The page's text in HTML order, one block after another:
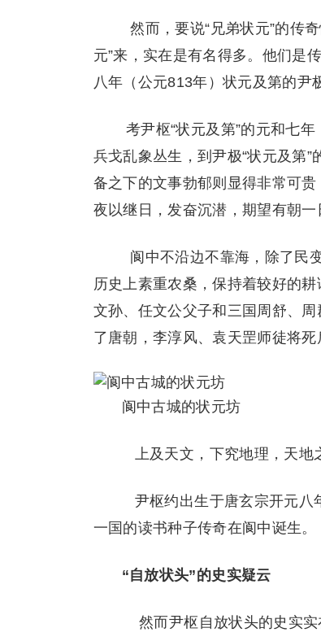
然而，要说“兄弟状元”的传
元”来，实在是有名得多。他们是
八年（公元813年）状元及第的尹
考尹枢“状元及第”的元和七
兵戈乱象丛生，到尹极“状元及第
备之下的文事勃郁则显得非常可
夜以继日，发奋沉潜，期望有朝一
阆中不沿边不靠海，除了民
历史上素重农桑，保持着较好的
文孙、任文公父子和三国周舒、
了唐朝，李淳风、袁天罡师徒将
阆中古城的状元坊
上及天文，下究地理，天地
尹枢约出生于唐玄宗开元八
一国的读书种子传奇在阆中诞生。
“自放状头”的史实疑云
然而尹枢自放状头的史实实